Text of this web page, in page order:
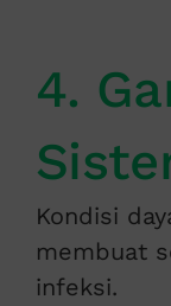
4.
Kondisi
membuat
infeksi.